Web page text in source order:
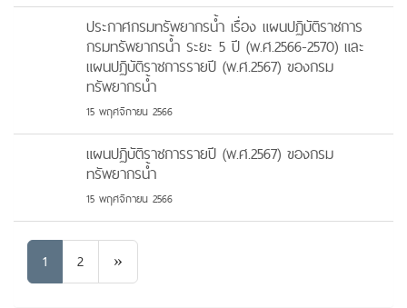
ประกาศกรมทรัพยากรน้ำ เรื่อง แผนปฏิบัติราชการ
กรมทรัพยากรน้ำ ระยะ 5 ปี (พ.ศ.2566-2570) และ
แผนปฏิบัติราชการรายปี (พ.ศ.2567) ของกรม
ทรัพยากรน้ำ
15 พฤศจิกายน 2566
แผนปฏิบัติราชการรายปี (พ.ศ.2567) ของกรม
ทรัพยากรน้ำ
15 พฤศจิกายน 2566
1 2 »